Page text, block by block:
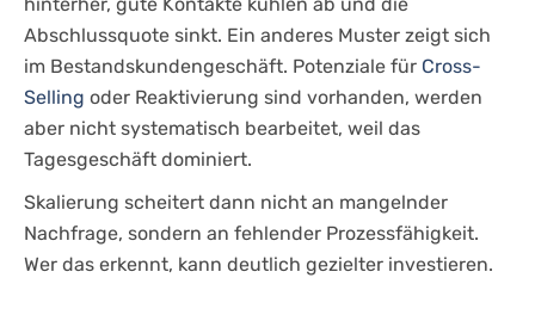
Abschlussquote sinkt. Ein anderes Muster zeigt sich
im Bestandskundengeschäft. Potenziale für Cross-
Selling oder Reaktivierung sind vorhanden, werden
aber nicht systematisch bearbeitet, weil das
Tagesgeschäft dominiert.
Skalierung scheitert dann nicht an mangelnder
Nachfrage, sondern an fehlender Prozessfähigkeit.
Wer das erkennt, kann deutlich gezielter investieren.